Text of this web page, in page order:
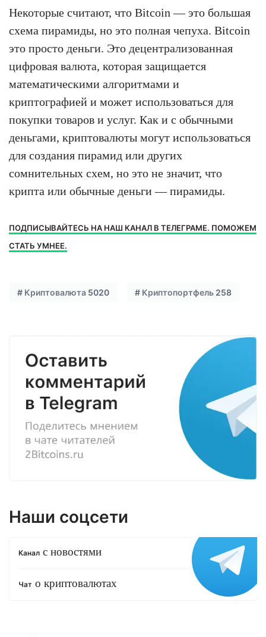
Некоторые считают, что Bitcoin — это большая
схема пирамиды, но это полная чепуха. Bitcoin
это просто деньги. Это децентрализованная
цифровая валюта, которая защищается
математическими алгоритмами и
криптографией и может использоваться для
покупки товаров и услуг. Как и с обычными
деньгами, криптовалюты могут использоваться
для создания пирамид или других
сомнительных схем, но это не значит, что
крипта или обычные деньги — пирамиды.
ПОДПИСЫВАЙТЕСЬ НА НАШ КАНАЛ В ТЕЛЕГРАМЕ. ПОМОЖЕМ
СТАТЬ УМНЕЕ.
# Криптовалюта 5020 # Криптопортфель 258
Наши соцсети
Канал с новостями
Чат о криптовалютах